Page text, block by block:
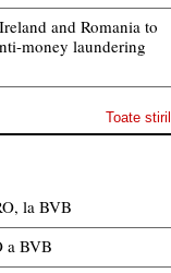
and Romania to
money laundering
Toate
la BVB
a BVB